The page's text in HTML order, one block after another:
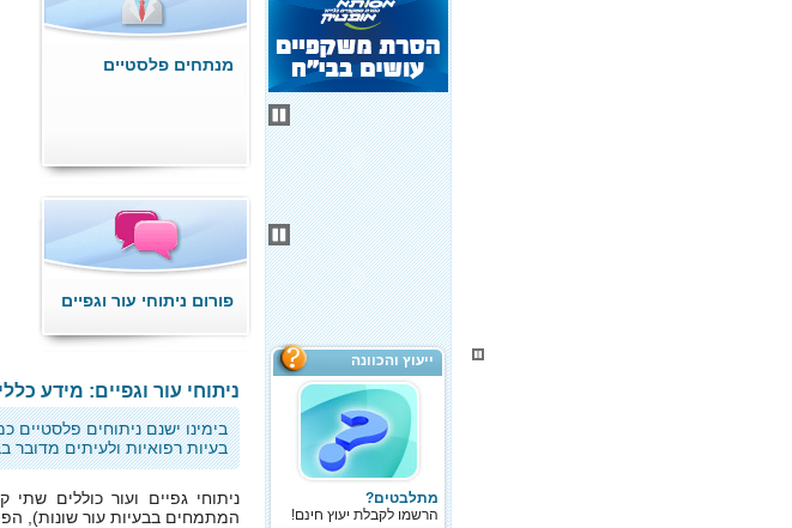
ייעוץ והכוונה
מתלבטים?
הרשמו לקבלת יעוץ חינם!
מנתחים פלסטיים
פורום ניתוחי עור וגפיים
ניתוחי עור וגפיים: מידע כללי
בימינו ישנםניתוחים פלסטיים
בעיות רפואיות ולעיתים מדובר
ניתוחי גפיים ועור כוללים
המתמחים בבעיות עור שונות),